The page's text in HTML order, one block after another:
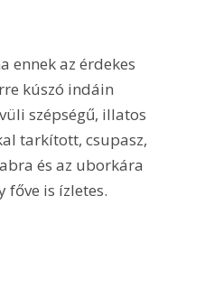
kúszó indáin
szépségű, illatos
tarkított, csupasz,
és az uborkára
főve is ízletes.